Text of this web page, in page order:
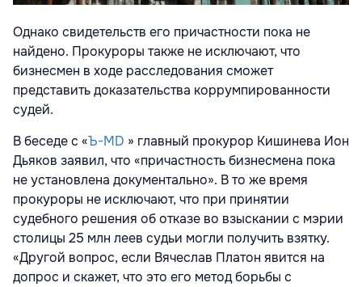
Однако свидетельств его причастности пока не
найдено. Прокуроры также не исключают, что
бизнесмен в ходе расследования сможет
представить доказательства коррумпированности
судей.
В беседе с «Ъ-MD » главный прокурор Кишинева Ион
Дьяков заявил, что «причастность бизнесмена пока
не установлена документально». В то же время
прокуроры не исключают, что при принятии
судебного решения об отказе во взыскании с мэрии
столицы 25 млн леев судьи могли получить взятку.
«Другой вопрос, если Вячеслав Платон явится на
допрос и скажет, что это его метод борьбы с